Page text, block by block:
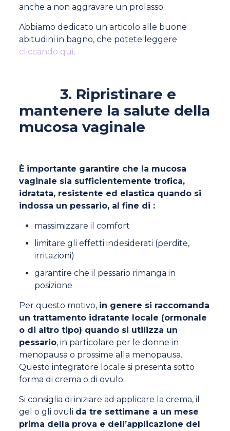
anche a non aggravare un prolasso.
Abbiamo dedicato un articolo alle buone
abitudini in bagno, che potete leggere
cliccando qui.
3. Ripristinare e
mantenere la salute della
mucosa vaginale
È importante garantire che la mucosa
vaginale sia sufficientemente trofica,
idratata, resistente ed elastica quando si
indossa un pessario, al fine di :
massimizzare il comfort
limitare gli effetti indesiderati (perdite,
irritazioni)
garantire che il pessario rimanga in
posizione
Per questo motivo, in genere si raccomanda
un trattamento idratante locale (ormonale
o di altro tipo) quando si utilizza un
pessario, in particolare per le donne in
menopausa o prossime alla menopausa.
Questo integratore locale si presenta sotto
forma di crema o di ovulo.
Si consiglia di iniziare ad applicare la crema, il
gel o gli ovuli da tre settimane a un mese
prima della prova e dell’applicazione del